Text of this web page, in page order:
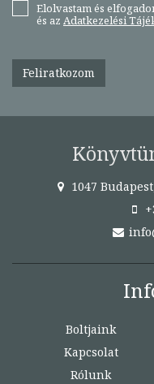
Elolvastam és
és az Adatkezelési
Feliratkozom
1047
Boltjaink
Kapcsolat
Rólunk